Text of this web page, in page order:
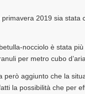
2019 sia
nocciolo è stata
per metro cubo
però aggiunto che la
la possibilità che per